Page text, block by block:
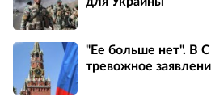
"Ее больше нет". В
тревожное